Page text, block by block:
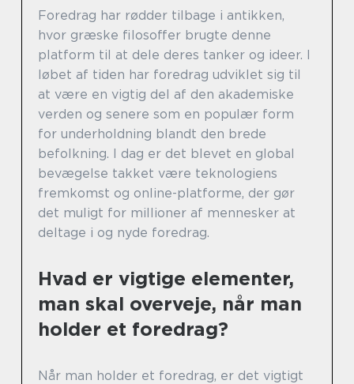
Foredrag har rødder tilbage i antikken,
hvor græske filosoffer brugte denne
platform til at dele deres tanker og ideer. I
løbet af tiden har foredrag udviklet sig til
at være en vigtig del af den akademiske
verden og senere som en populær form
for underholdning blandt den brede
befolkning. I dag er det blevet en global
bevægelse takket være teknologiens
fremkomst og online-platforme, der gør
det muligt for millioner af mennesker at
deltage i og nyde foredrag.
Hvad er vigtige elementer,
man skal overveje, når man
holder et foredrag?
Når man holder et foredrag, er det vigtigt